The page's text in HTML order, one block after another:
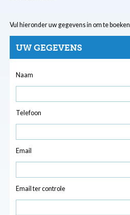
Vul hieronder uw gegevens in om te boeken
UW GEGEVENS
Naam
Telefoon
Email
Email ter controle